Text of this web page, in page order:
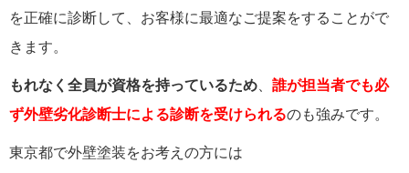
を正確に診断して、お客様に最適なご提案をすることがで
きます。
もれなく全員が資格を持っているため
誰が担当者でも必
ず外壁劣化診断士による診断を受けられるのも強みです。
東京都で外壁塗装をお考えの方には